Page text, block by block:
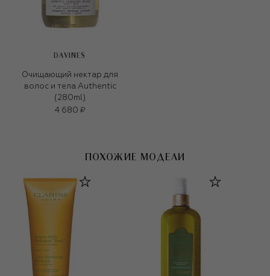
DAVINES
Очищающий нектар для
волос и тела Authentic
(280ml)
4 680 ₽
ПОХОЖИЕ МОДЕЛИ